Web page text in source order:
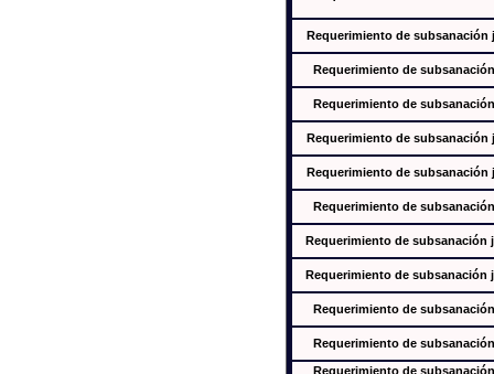
Requerimiento de subsanación
Requerimiento de
Requerimiento de
Requerimiento de subsanación
Requerimiento de subsanación
Requerimiento de
Requerimiento de subsanación
Requerimiento de subsanación
Requerimiento de
Requerimiento de
Requerimiento de